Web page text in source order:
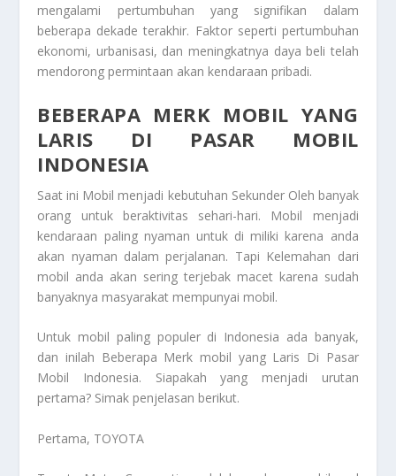
mengalami pertumbuhan yang signifikan dalam
beberapa dekade terakhir. Faktor seperti pertumbuhan
ekonomi, urbanisasi, dan meningkatnya daya beli telah
mendorong permintaan akan kendaraan pribadi.
BEBERAPA MERK MOBIL YANG
LARIS DI PASAR MOBIL
INDONESIA
Saat ini Mobil menjadi kebutuhan Sekunder Oleh banyak
orang untuk beraktivitas sehari-hari. Mobil menjadi
kendaraan paling nyaman untuk di miliki karena anda
akan nyaman dalam perjalanan. Tapi Kelemahan dari
mobil anda akan sering terjebak macet karena sudah
banyaknya masyarakat mempunyai mobil.
Untuk mobil paling populer di Indonesia ada banyak,
dan inilah Beberapa Merk mobil yang Laris Di Pasar
Mobil Indonesia. Siapakah yang menjadi urutan
pertama? Simak penjelasan berikut.
Pertama, TOYOTA